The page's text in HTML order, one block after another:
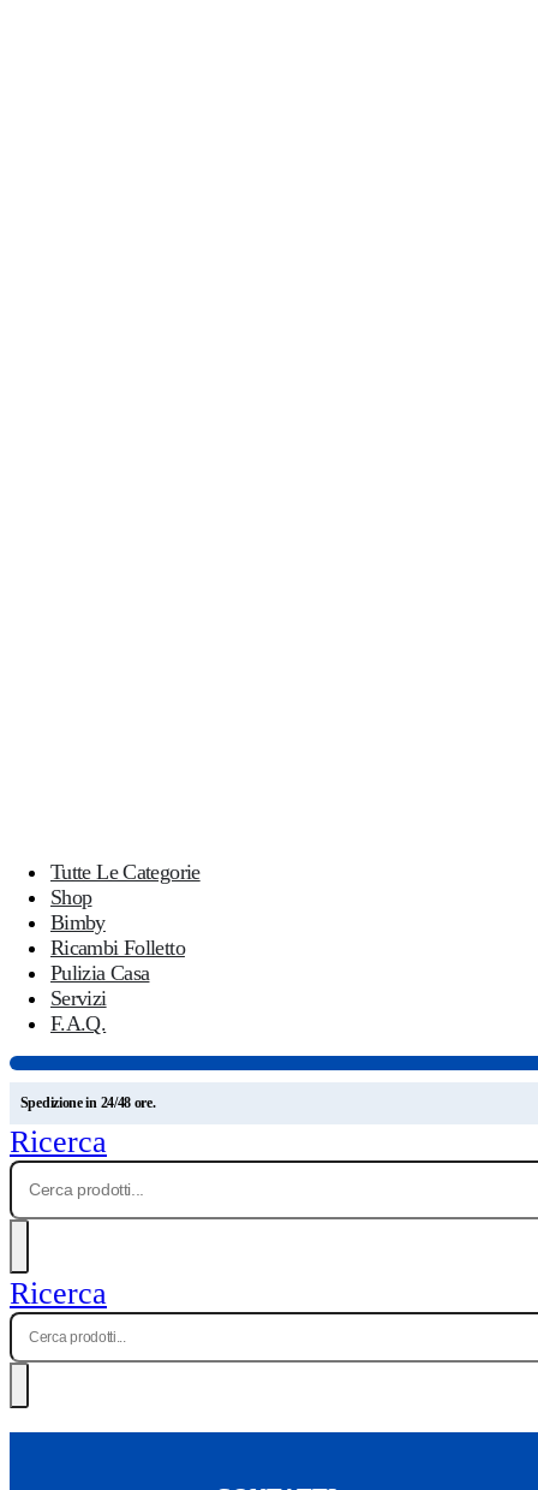
Tutte Le Categorie
Shop
Bimby
Ricambi Folletto
Pulizia Casa
Servizi
F.A.Q.
Spedizione in 24/48 ore.
Ricerca
Ricerca